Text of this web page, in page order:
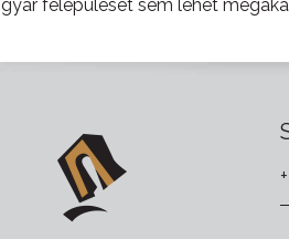
gyár felépülését sem lehet